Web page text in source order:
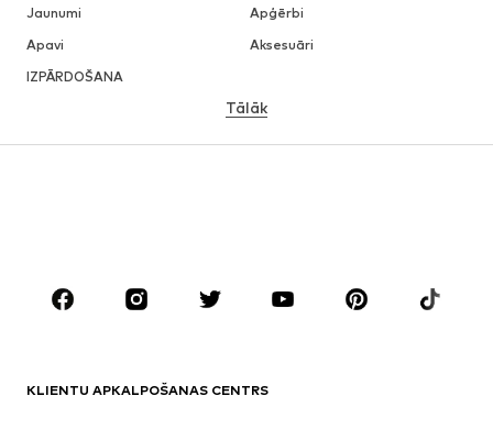
Jaunumi
Apģērbi
Apavi
Aksesuāri
IZPĀRDOŠANA
ZĪMOLI
NAME IT
Nike Sportswear
Tālāk
KLIENTU APKALPOŠANAS CENTRS